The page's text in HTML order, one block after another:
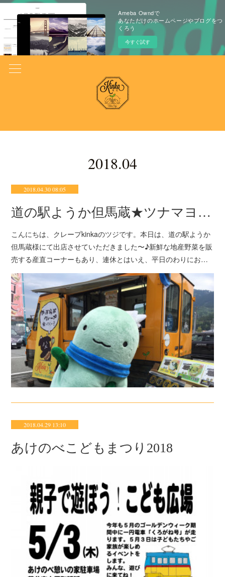
Ameba Owndで
あなただけのホームページやブログをつ
くろう
今すぐ試す
2018.04
2018.04.30 08:05
道の駅ようか但馬蔵★ツナマヨ新発売★
こんにちは、クレープkinkaのツジです。本日は、道の駅ようか
但馬蔵様にて出店させていただきました〜♪新鮮な地産野菜を販
売する産直コーナーもあり、連休とはいえ、平日のわりにお…
2018.04.29 13:10
あけのべこどもまつり2018